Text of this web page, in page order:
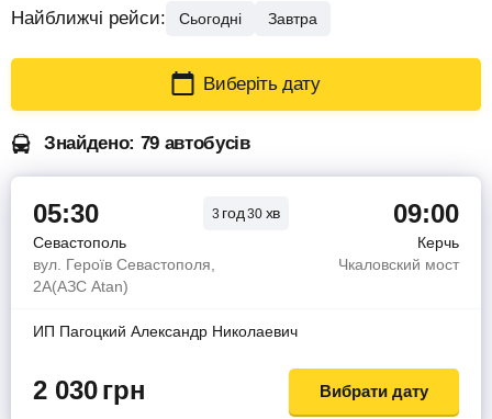
Найближчі рейси: Сьогодні Завтра
Виберіть дату
Знайдено: 79 автобусів
05:30 3 год30 хв 09:00
Севастополь
Керчь
вул. Героїв Севастополя,
2А(АЗС Atan)
Чкаловский мост
ИП Пагоцкий Александр Николаевич
2 030грн Вибрати дату